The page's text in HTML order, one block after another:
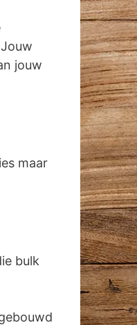
jouw
maar
bulk